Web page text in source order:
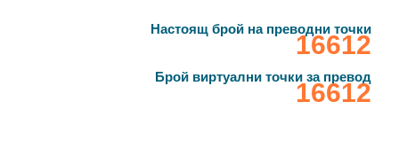
Настоящ брой на преводни точки
‎16612
Брой виртуални точки за превод
‎16612